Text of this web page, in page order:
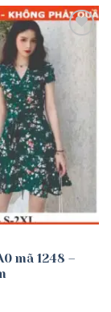
mã 1248 –